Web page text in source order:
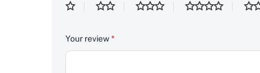
Your review*